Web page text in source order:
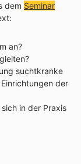
dem Seminar
an?
suchtkranke
der
in der Praxis